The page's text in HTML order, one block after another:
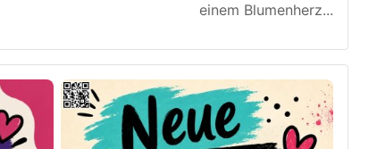
einem Blumenherz...